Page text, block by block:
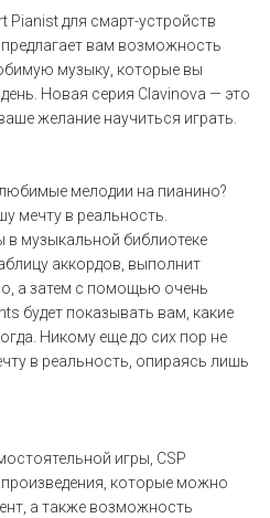
Pianist для смарт-устройств
вам возможность
музыку, которые вы
Новая серия Clavinova — это
желание научиться играть.
мелодии на пианино?
мечту в реальность.
музыкальной библиотеке
аккордов, выполнит
а затем с помощью очень
будет показывать вам, какие
Никому еще до сих пор не
в реальность, опираясь лишь
игры, CSP
которые можно
а также возможность